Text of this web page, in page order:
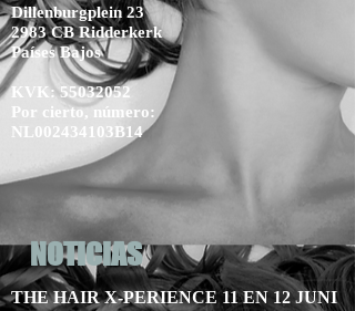
Dillenburgplein 23
2983 CB Ridderkerk
Países Bajos
KVK:55032052
Por cierto, número:
NL002434103B14
NOTICIAS
THE HAIR X-PERIENCE 11 EN 12 JUNI